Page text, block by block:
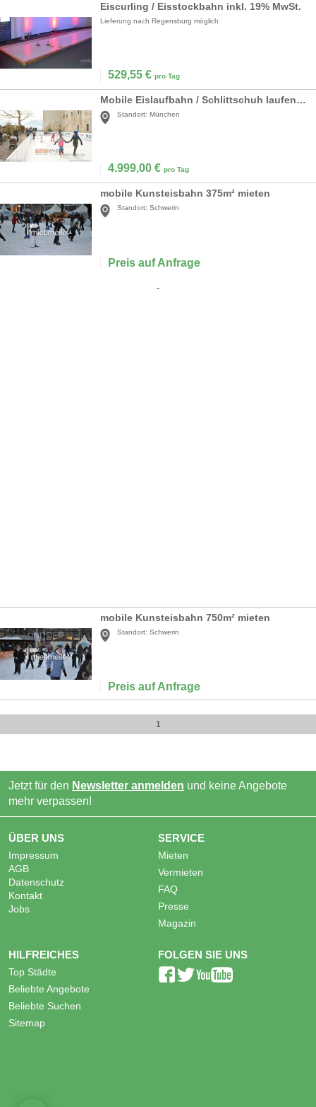
Eiscurling / Eisstockbahn inkl. 19% MwSt.
Lieferung nach Regensburg möglich
529,55 € pro Tag
Mobile Eislaufbahn / Schlittschuh laufen mieten
Standort: München
4.999,00 € pro Tag
mobile Kunsteisbahn 375m² mieten
Standort: Schwerin
Preis auf Anfrage
mobile Kunsteisbahn 750m² mieten
Standort: Schwerin
Preis auf Anfrage
1
Jetzt für den Newsletter anmelden und keine Angebote
mehr verpassen!
ÜBER UNS
Impressum
AGB
Datenschutz
Kontakt
Jobs
SERVICE
Mieten
Vermieten
FAQ
Presse
Magazin
HILFREICHES
Top Städte
Beliebte Angebote
Beliebte Suchen
Sitemap
FOLGEN SIE UNS